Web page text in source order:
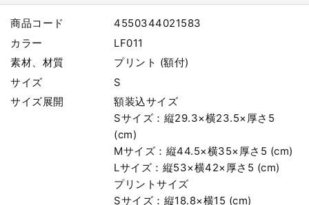
商品コード
4550344021583
カラー
LF011
素材、材質
プリント (額付)
サイズ
S
サイズ展開
額装込サイズ
Sサイズ：縦29.3×横23.5×厚さ5
(cm)
Mサイズ：縦44.5×横35×厚さ5 (cm)
Lサイズ：縦53×横42×厚さ5 (cm)
プリントサイズ
Sサイズ：縦18.8×横15 (cm)